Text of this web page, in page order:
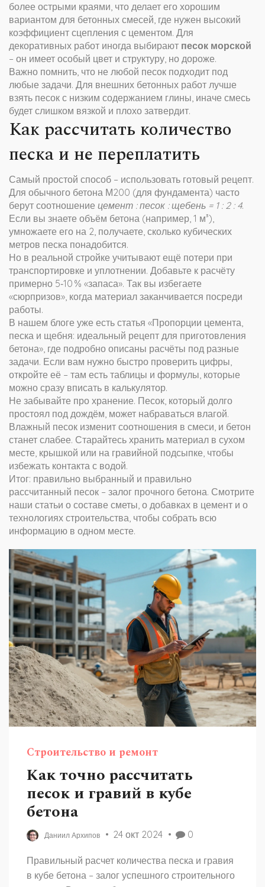
более острыми краями, что делает его хорошим
вариантом для бетонных смесей, где нужен высокий
коэффициент сцепления с цементом. Для
декоративных работ иногда выбирают песок морской
– он имеет особый цвет и структуру, но дороже.
Важно помнить, что не любой песок подходит под
любые задачи. Для внешних бетонных работ лучше
взять песок с низким содержанием глины, иначе смесь
будет слишком вязкой и плохо затвердит.
Как рассчитать количество
песка и не переплатить
Самый простой способ – использовать готовый рецепт.
Для обычного бетона М200 (для фундамента) часто
берут соотношение цемент : песок : щебень = 1 : 2 : 4.
Если вы знаете объём бетона (например, 1 м³),
умножаете его на 2, получаете, сколько кубических
метров песка понадобится.
Но в реальной стройке учитывают ещё потери при
транспортировке и уплотнении. Добавьте к расчёту
примерно 5‑10 % «запаса». Так вы избегаете
«сюрпризов», когда материал заканчивается посреди
работы.
В нашем блоге уже есть статья «Пропорции цемента,
песка и щебня: идеальный рецепт для приготовления
бетона», где подробно описаны расчёты под разные
задачи. Если вам нужно быстро проверить цифры,
откройте её – там есть таблицы и формулы, которые
можно сразу вписать в калькулятор.
Не забывайте про хранение. Песок, который долго
простоял под дождём, может набраваться влагой.
Влажный песок изменит соотношения в смеси, и бетон
станет слабее. Старайтесь хранить материал в сухом
месте, крышкой или на гравийной подсыпке, чтобы
избежать контакта с водой.
Итог: правильно выбранный и правильно
рассчитанный песок – залог прочного бетона. Смотрите
наши статьи о составе сметы, о добавках в цемент и о
технологиях строительства, чтобы собрать всю
информацию в одном месте.
Строительство и ремонт
Как точно рассчитать
песок и гравий в кубе
бетона
Даниил Архипов 24 окт 2024 0
Правильный расчет количества песка и гравия
в кубе бетона – залог успешного строительного